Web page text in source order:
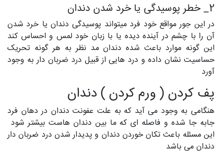
2_ خطر پوسیدگی یا خرد شدن دندان
در این جور مواقع خود فرد میتواند پوسیدگی دندان یا خرد شدن
آن را با چشم در آینده دیده یا با زبان خود لمس و احساس کند
این گونه موارد باعث شده دندان مد نظر به هر گونه تحریک
حساسیت نشان داده و درد هایی از قبیل درد ضربان دار به وجود
آورد
پف کردن ( ورم کردن ) دندان
هنگامی به وجود می آید که به علت عفونت دندان در دهان فرد
جابه جا شده و فاصله ای که ما بین دندان هاست بیشتر شود
این مسئله باعث تکان خوردن دندان و پدیدار شدن درد ضربان دار
دندان می باشد